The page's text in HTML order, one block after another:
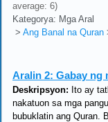
average: 6)
Kategorya: Mga Aral
> Ang Banal na Quran
Aralin 2: Gabay ng
Deskripsyon: Ito ay
nakatuon sa mga
bubuklatin ang Quran.